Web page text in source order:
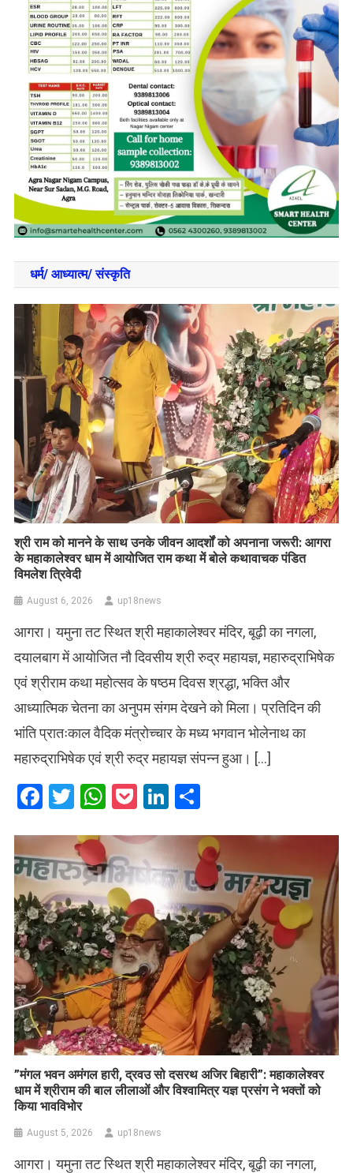
धर्म/ आध्‍यात्‍म/ संस्‍कृति
​श्री राम को मानने के साथ उनके जीवन आदर्शों को अपनाना जरूरी: आगरा
के महाकालेश्वर धाम में आयोजित राम कथा में बोले कथावाचक पंडित
विमलेश त्रिवेदी
August 6, 2026 up18news
आगरा। यमुना तट स्थित श्री महाकालेश्वर मंदिर, बूढ़ी का नगला,
दयालबाग में आयोजित नौ दिवसीय श्री रुद्र महायज्ञ, महारुद्राभिषेक
एवं श्रीराम कथा महोत्सव के षष्ठम दिवस श्रद्धा, भक्ति और
आध्यात्मिक चेतना का अनुपम संगम देखने को मिला। प्रतिदिन की
भांति प्रातःकाल वैदिक मंत्रोच्चार के मध्य भगवान भोलेनाथ का
महारुद्राभिषेक एवं श्री रुद्र महायज्ञ संपन्न हुआ। […]
Facebook
Twitter
WhatsApp
PocketLinkedIn
​”मंगल भवन अमंगल हारी, द्रवउ सो दसरथ अजिर बिहारी”: महाकालेश्वर
धाम में श्रीराम की बाल लीलाओं और विश्वामित्र यज्ञ प्रसंग ने भक्तों को
किया भावविभोर
August 5, 2026 up18news
आगरा। यमुना तट स्थित श्री महाकालेश्वर मंदिर, बूढ़ी का नगला,